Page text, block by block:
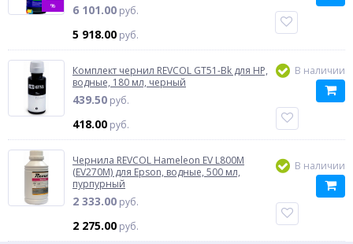
% 6 101.00 руб.
5 918.00 руб.
Комплект чернил REVCOL GT51-Bk для HP,
водные, 180 мл, черный
439.50 руб.
418.00 руб.
В наличии
Чернила REVCOL Hameleon EV L800M
(EV270M) для Epson, водные, 500 мл,
пурпурный
2 333.00 руб.
2 275.00 руб.
В наличии